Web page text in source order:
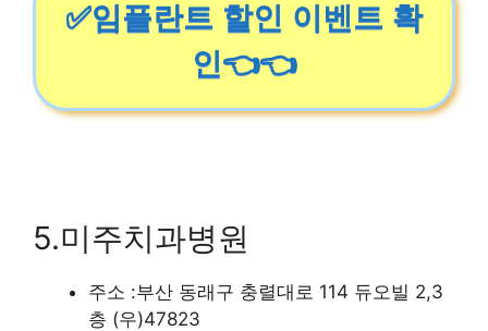
✅임플란트 할인 이벤트 확
인👈👈
5.미주치과병원
주소 :부산 동래구 충렬대로 114 듀오빌 2,3
층 (우)47823